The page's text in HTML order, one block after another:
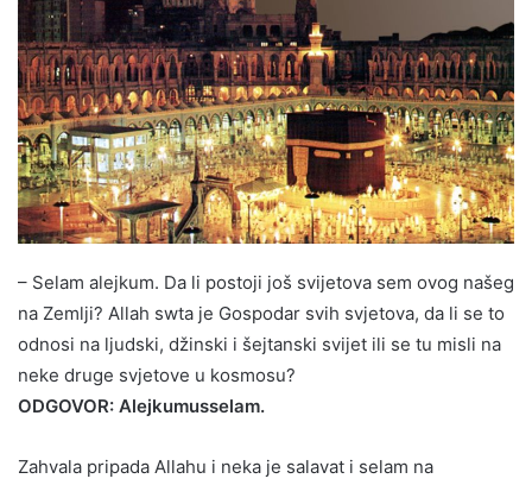
– Selam alejkum. Da li postoji još svijetova sem ovog našeg
na Zemlji? Allah swta je Gospodar svih svjetova, da li se to
odnosi na ljudski, džinski i šejtanski svijet ili se tu misli na
neke druge svjetove u kosmosu?
ODGOVOR: Alejkumusselam.
Zahvala pripada Allahu i neka je salavat i selam na